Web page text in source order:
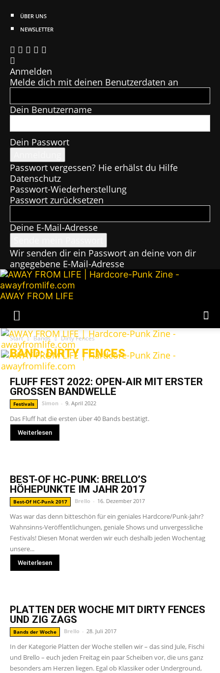
ÜBER UNS
NEWSLETTER
Anmelden
Melde dich mit deinen Benutzerdaten an
Dein Benutzername
Dein Passwort
Passwort vergessen? Hie erhälst du Hilfe
Datenschutz
Passwort-Wiederherstellung
Passwort zurücksetzen
Deine E-Mail-Adresse
Wir senden dir ein Passwort an deine von dir
angegebene E-Mail-Adresse
AWAY FROM LIFE
Start Bands Dirty Fences
BAND: DIRTY FENCES
FLUFF FEST 2022: OPEN-AIR MIT ERSTER
GROSSEN BANDWELLE
Festivals Simon - 9. April 2022
Das Fluff hat die ersten über 40 Bands bestätigt.
Weiterlesen
BEST-OF HC-PUNK: BRELLO’S
HÖHEPUNKTE IM JAHR 2017
Best-Of HC-Punk 2017 Brello - 16. Dezember 2017
Was war das denn bitteschön für ein geniales Hardcore/Punk-Jahr?
Wahnsinns-Veröffentlichungen, geniale Shows und unvergessliche
Festivals! Diesen Monat werden wir euch deshalb jeden Wochentag
unsere...
Weiterlesen
PLATTEN DER WOCHE MIT DIRTY FENCES
UND ZIG ZAGS
Bands der Woche Brello - 28. Juli 2017
In der Kategorie Platten der Woche stellen wir – das sind Jule, Fischi
und Brello – euch jeden Freitag ein paar Scheiben vor, die uns ganz
besonders am Herzen liegen. Egal ob Klassiker oder Underground,